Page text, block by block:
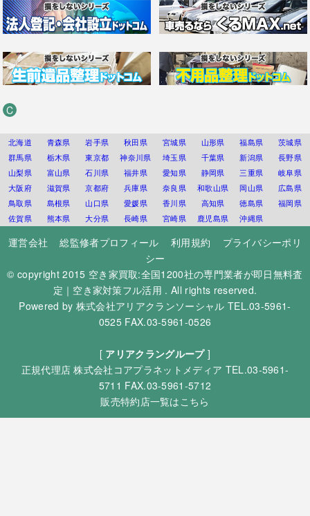
C
北海道 青森県 岩手県 秋田県 宮城県 山形県 福島県
茨城県
群馬県
栃木県 東京都 神奈川県 埼玉県 千葉県 新潟県
長野県
山梨県
富山県 石川県 福井県 愛知県 静岡県 三重県
岐阜県
大阪府
滋賀県 京都府 兵庫県 奈良県 和歌山県 岡山県
広島県
鳥取県
島根県 山口県 愛媛県 香川県 高知県 徳島県
福岡県
佐賀県
熊本県 大分県 長崎県 宮崎県 鹿児島県 沖縄県
運営会社 総監修者プロフィール 利用規約
プライバシーポリ
シー
© copyright 2015 空き家買取:全国1200社の専門業者が即日無料査
定｜空き家対策フル活用 . All rights reserved.
Powered by 株式会社アリアクランソーシャル TEL.03-5961-
0525 FAX.03-5961-0526
[ アリアクラングループ]
正規代理店株式会社コアプラネットメディア TEL.03-5961-
5711 FAX.03-5961-5712
販売特約店一覧はこちら